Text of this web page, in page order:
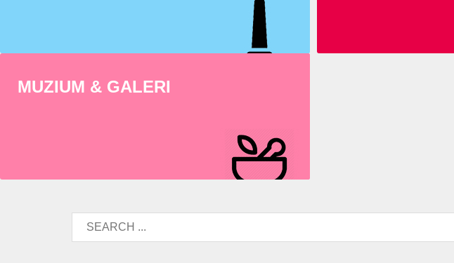
MUZIUM & GALERI